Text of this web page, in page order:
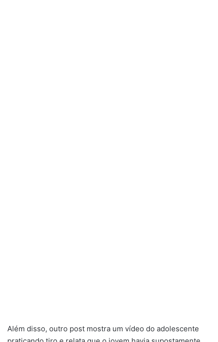
Além disso, outro post mostra um vídeo do adolescente